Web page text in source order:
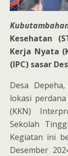
Kesehatan
Kerja Nyata
(IPC) sasar
Desa
lokasi
(KKN)
Sekolah
Kegiatan ini
Desember